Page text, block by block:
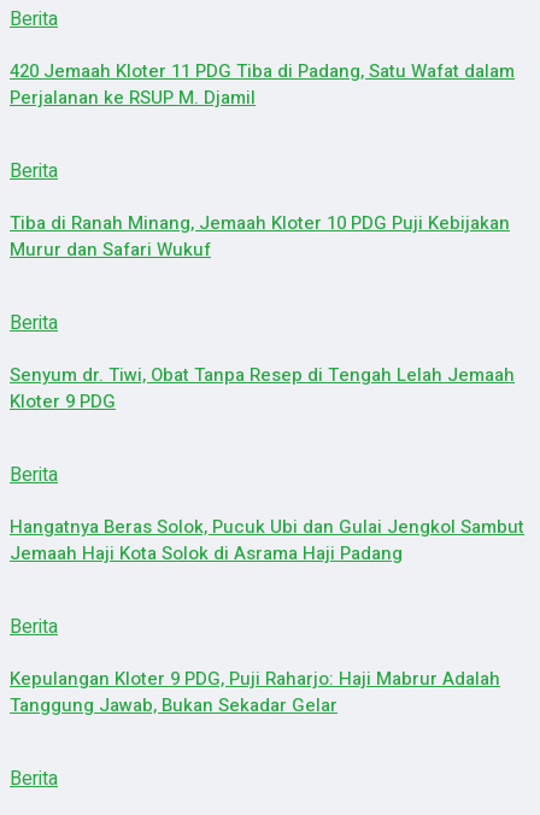
Berita
420 Jemaah Kloter 11 PDG Tiba di Padang, Satu Wafat dalam
Perjalanan ke RSUP M. Djamil
Berita
Tiba di Ranah Minang, Jemaah Kloter 10 PDG Puji Kebijakan
Murur dan Safari Wukuf
Berita
Senyum dr. Tiwi, Obat Tanpa Resep di Tengah Lelah Jemaah
Kloter 9 PDG
Berita
Hangatnya Beras Solok, Pucuk Ubi dan Gulai Jengkol Sambut
Jemaah Haji Kota Solok di Asrama Haji Padang
Berita
Kepulangan Kloter 9 PDG, Puji Raharjo: Haji Mabrur Adalah
Tanggung Jawab, Bukan Sekadar Gelar
Berita